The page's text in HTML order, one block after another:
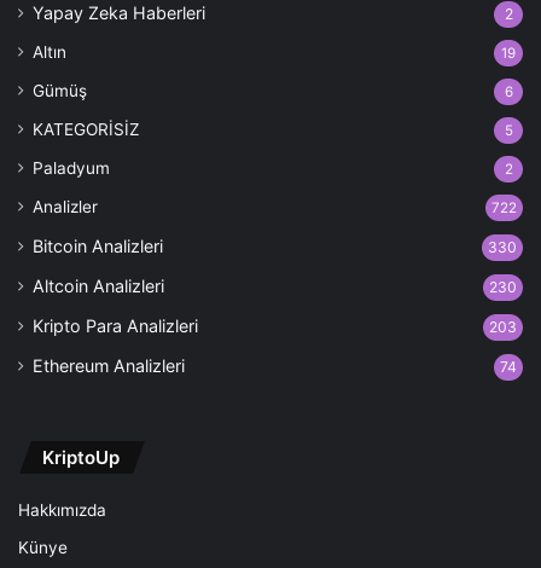
Yapay Zeka Haberleri 2
Altın 19
Gümüş 6
KATEGORİSİZ 5
Paladyum 2
Analizler 722
Bitcoin Analizleri 330
Altcoin Analizleri 230
Kripto Para Analizleri 203
Ethereum Analizleri 74
KriptoUp
Hakkımızda
Künye